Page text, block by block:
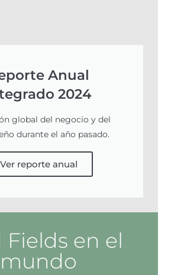
Anual
2024
global del negocio y del
durante el año pasado.
Ver reporte anual
Fields en el
mundo